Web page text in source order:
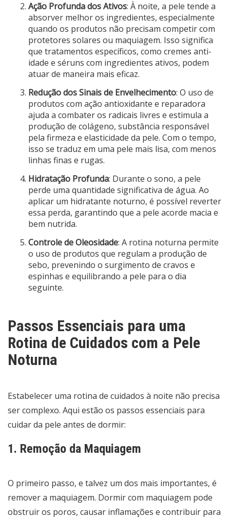
Ação Profunda dos Ativos: À noite, a pele tende a
absorver melhor os ingredientes, especialmente
quando os produtos não precisam competir com
protetores solares ou maquiagem. Isso significa
que tratamentos específicos, como cremes anti-
idade e séruns com ingredientes ativos, podem
atuar de maneira mais eficaz.
Redução dos Sinais de Envelhecimento: O uso de
produtos com ação antioxidante e reparadora
ajuda a combater os radicais livres e estimula a
produção de colágeno, substância responsável
pela firmeza e elasticidade da pele. Com o tempo,
isso se traduz em uma pele mais lisa, com menos
linhas finas e rugas.
Hidratação Profunda: Durante o sono, a pele
perde uma quantidade significativa de água. Ao
aplicar um hidratante noturno, é possível reverter
essa perda, garantindo que a pele acorde macia e
bem nutrida.
Controle de Oleosidade: A rotina noturna permite
o uso de produtos que regulam a produção de
sebo, prevenindo o surgimento de cravos e
espinhas e equilibrando a pele para o dia
seguinte.
Passos Essenciais para uma
Rotina de Cuidados com a Pele
Noturna
Estabelecer uma rotina de cuidados à noite não precisa
ser complexo. Aqui estão os passos essenciais para
cuidar da pele antes de dormir:
1. Remoção da Maquiagem
O primeiro passo, e talvez um dos mais importantes, é
remover a maquiagem. Dormir com maquiagem pode
obstruir os poros, causar inflamações e contribuir para